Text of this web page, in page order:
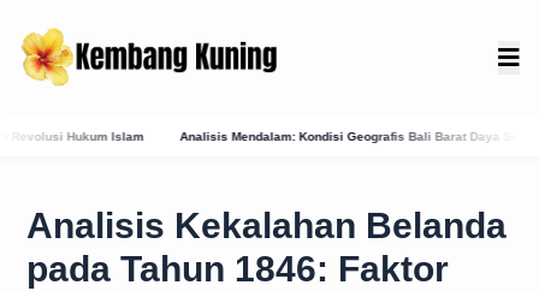
Mendalam: Kondisi Geografis Bali Barat Daya Sebagai Faktor Utama Kemunculan Pusat
Analisis Kekalahan Belanda
pada Tahun 1846: Faktor